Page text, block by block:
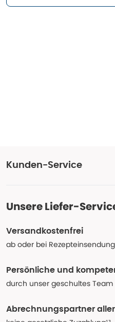
Kunden-Service
Unsere Liefer-
Versandkostenfrei
ab oder bei
Persönliche und
durch unser geschultes Team
Abrechnungspartner